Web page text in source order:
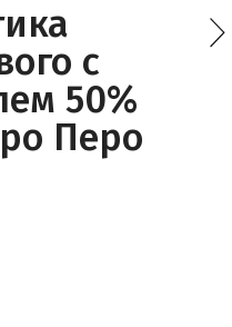
с
50%
Перо